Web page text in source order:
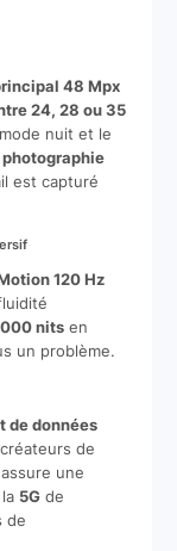
48 Mpx
24, 28 ou 35
nuit et le
photographie
est capturé
120 Hz
nitsen
un problème.
de données
de
une
5Gde
de